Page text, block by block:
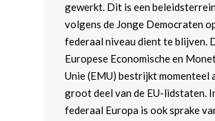
gewerkt. Dit is een
volgens de Jonge Democraten
federaal niveau dient te blijven.
Europese Economische en
Unie (EMU) bestrijkt momenteel
groot deel van de EU-lidstaten.
federaal Europa is ook sprake